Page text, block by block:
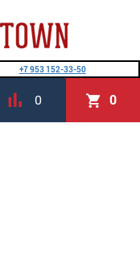
+7 953 152-33-50
0 0